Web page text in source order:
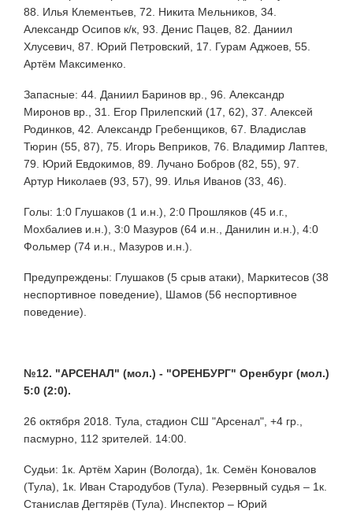
88. Илья Клементьев, 72. Никита Мельников, 34.
Александр Осипов к/к, 93. Денис Пацев, 82. Даниил
Хлусевич, 87. Юрий Петровский, 17. Гурам Аджоев, 55.
Артём Максименко.
Запасные: 44. Даниил Баринов вр., 96. Александр
Миронов вр., 31. Егор Прилепский (17, 62), 37. Алексей
Родинков, 42. Александр Гребенщиков, 67. Владислав
Тюрин (55, 87), 75. Игорь Веприков, 76. Владимир Лаптев,
79. Юрий Евдокимов, 89. Лучано Бобров (82, 55), 97.
Артур Николаев (93, 57), 99. Илья Иванов (33, 46).
Голы: 1:0 Глушаков (1 и.н.), 2:0 Прошляков (45 и.г.,
Мохбалиев и.н.), 3:0 Мазуров (64 и.н., Данилин и.н.), 4:0
Фольмер (74 и.н., Мазуров и.н.).
Предупреждены: Глушаков (5 срыв атаки), Маркитесов (38
неспортивное поведение), Шамов (56 неспортивное
поведение).
№12. "АРСЕНАЛ" (мол.) - "ОРЕНБУРГ" Оренбург (мол.)
5:0 (2:0).
26 октября 2018. Тула, стадион СШ "Арсенал", +4 гр.,
пасмурно, 112 зрителей. 14:00.
Судьи: 1к. Артём Харин (Вологда), 1к. Семён Коновалов
(Тула), 1к. Иван Стародубов (Тула). Резервный судья – 1к.
Станислав Дегтярёв (Тула). Инспектор – Юрий